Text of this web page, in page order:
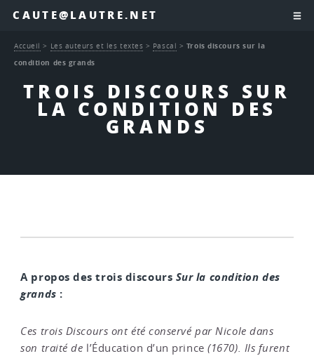
CAUTE@LAUTRE.NET
TROIS DISCOURS SUR
LA CONDITION DES
GRANDS
Accueil > Les auteurs et les textes > Pascal > Trois discours sur la
condition des grands
A propos des trois discours Sur la condition des
grands :
Ces trois Discours ont été conservé par Nicole dans
son traité de l’Éducation d’un prince (1670). Ils furent